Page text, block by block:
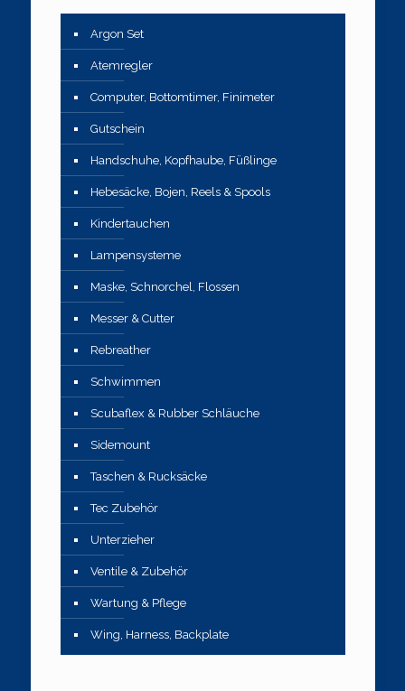
Argon Set
Atemregler
Computer, Bottomtimer, Finimeter
Gutschein
Handschuhe, Kopfhaube, Füßlinge
Hebesäcke, Bojen, Reels & Spools
Kindertauchen
Lampensysteme
Maske, Schnorchel, Flossen
Messer & Cutter
Rebreather
Schwimmen
Scubaflex & Rubber Schläuche
Sidemount
Taschen & Rucksäcke
Tec Zubehör
Unterzieher
Ventile & Zubehör
Wartung & Pflege
Wing, Harness, Backplate